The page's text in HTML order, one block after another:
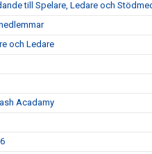
till Spelare, Ledare och
och Ledare
Acadamy